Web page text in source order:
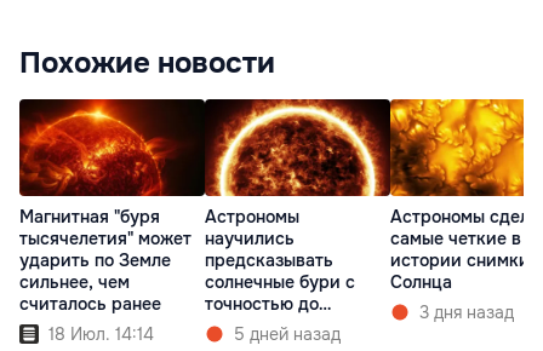
Похожие новости
Магнитная "буря
тысячелетия" может
ударить по Земле
сильнее, чем
считалось ранее
18 Июл. 14:14
Астрономы
научились
предсказывать
солнечные бури с
точностью до
получаса
5 дней назад
Астрономы
самые четкие в
истории снимки
Солнца
3 дня назад